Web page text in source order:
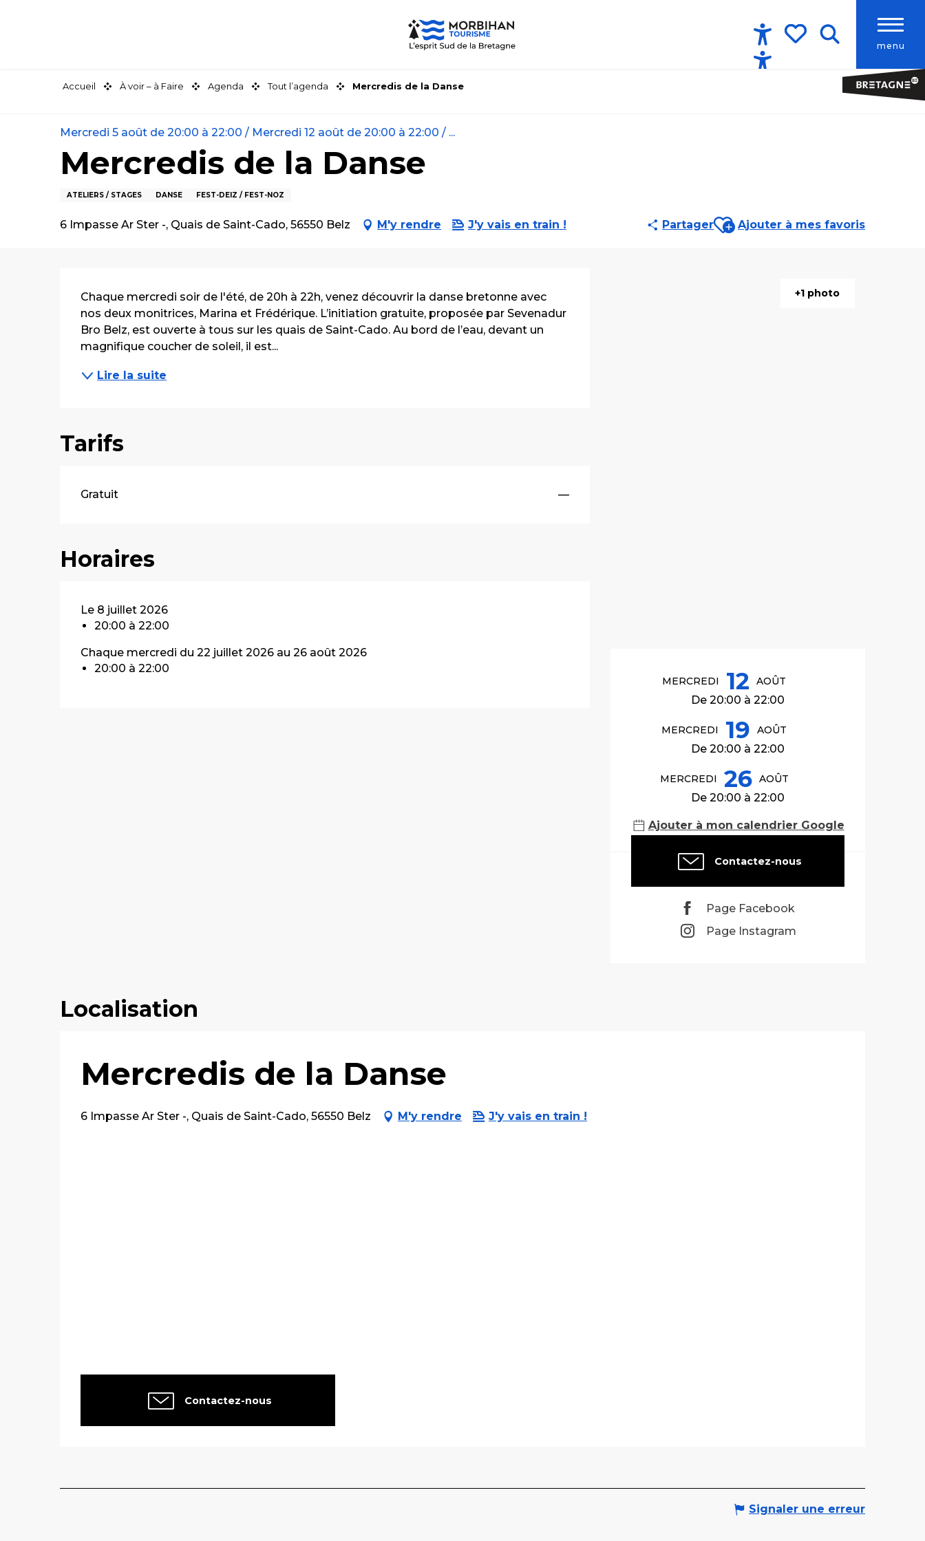
menu
Accessibilité
Accueil À voir – à Faire Agenda Tout l’agenda Mercredis de la Danse
Mercredi 5 août de 20:00 à 22:00 / Mercredi 12 août de 20:00 à 22:00 / ...
Mercredis de la Danse
ATELIERS / STAGES DANSE FEST-DEIZ / FEST-NOZ
6 Impasse Ar Ster -, Quais de Saint-Cado, 56550 Belz M'y rendre J'y vais en train ! PartagerAjouter aux favoris
Ajouter à mes favoris
+1 photo
Ouverture et
MERCREDI 12 AOÛT
De 20:00 à 22:00
MERCREDI 19 AOÛT
De 20:00 à 22:00
MERCREDI 26 AOÛT
De 20:00 à 22:00
Ajouter à mon calendrier Google
Contactez-nous
Page Facebook
Page Instagram
Description
Chaque mercredi soir de l'été, de 20h à 22h, venez découvrir la danse bretonne avec
nos deux monitrices, Marina et Frédérique. L’initiation gratuite, proposée par Sevenadur
Bro Belz, est ouverte à tous sur les quais de Saint-Cado. Au bord de l’eau, devant un
magnifique coucher de soleil, il est...
Lire la suite
Tarifs
Gratuit —
Horaires
Le 8 juillet 2026
20:00 à 22:00
Chaque mercredi du 22 juillet 2026 au 26 août 2026
20:00 à 22:00
Localisation
Mercredis de la Danse
6 Impasse Ar Ster -, Quais de Saint-Cado, 56550 Belz M'y rendre J'y vais en train !
Contactez-nous
Signaler une erreur